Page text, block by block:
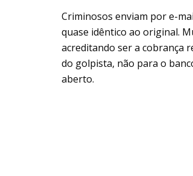
Criminosos enviam por e-
quase idêntico ao original.
acreditando ser a cobrança
do golpista, não para o
aberto.